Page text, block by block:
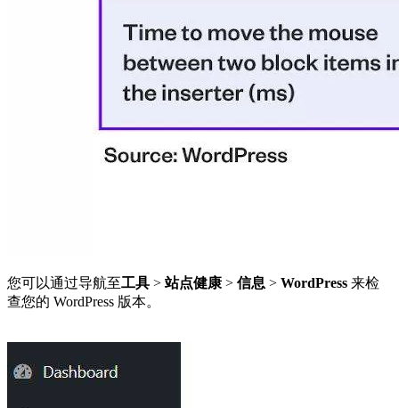
您可以通过导航至工具 >站点健康 > 信息 > WordPress 来检
查您的 WordPress 版本。